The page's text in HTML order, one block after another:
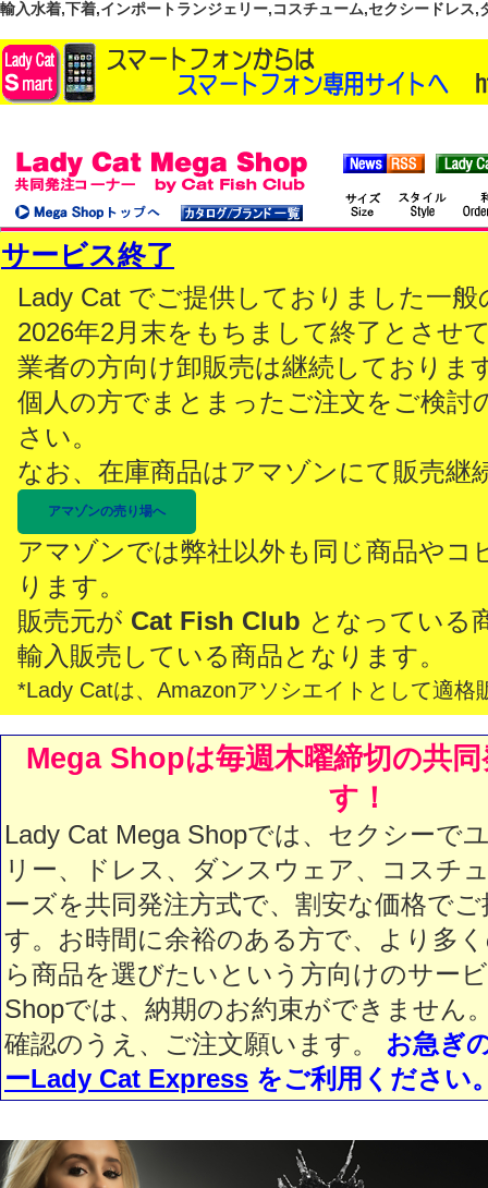
輸入水着,下着,インポートランジェリー,コスチューム,セクシードレス
サービス終了
Lady Cat でご提供しておりました一
2026年2月末をもちまして終了とさせ
業者の方向け卸販売は継続しておりま
個人の方でまとまったご注文をご検討
さい。
なお、在庫商品はアマゾンにて販売継
アマゾンの売り場へ
アマゾンでは弊社以外も同じ商品やコ
ります。
販売元が Cat Fish Club となっている
輸入販売している商品となります。
*Lady Catは、Amazonアソシエイトとして適格
Mega Shopは毎週木曜締切の共
す！
Lady Cat Mega Shopでは、セクシーで
リー、ドレス、ダンスウェア、コスチ
ーズを共同発注方式で、割安な価格で
す。お時間に余裕のある方で、より多
ら商品を選びたいという方向けのサー
Shopでは、納期のお約束ができません
確認のうえ、ご注文願います。 お急ぎ
ーLady Cat Express をご利用ください